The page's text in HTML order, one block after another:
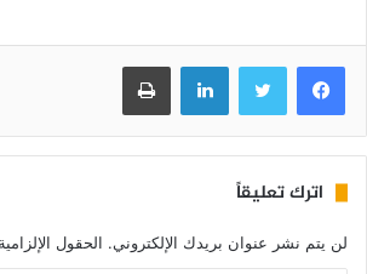
فيسبوك تويتر لينكدإن طباعة
اترك تعليقاً
لن يتم نشر عنوان بريدك الإلكتروني. الحقول